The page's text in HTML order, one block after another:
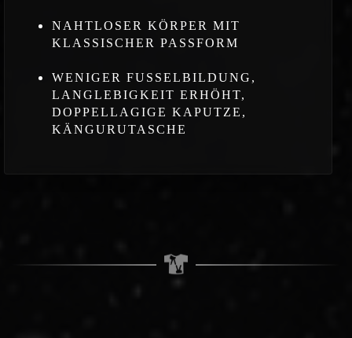
NAHTLOSER KÖRPER MIT
KLASSISCHER PASSFORM
WENIGER FUSSELBILDUNG,
LANGLEBIGKEIT ERHÖHT,
DOPPELLAGIGE KAPUTZE,
KÄNGURUTASCHE